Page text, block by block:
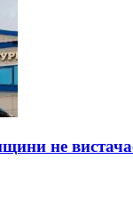
не